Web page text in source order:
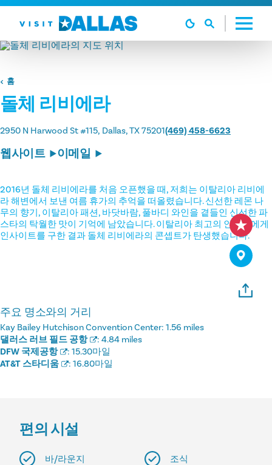
본문으로 건너뛰기
홈
돌체 리비에라
2950 N Harwood St #115 Dallas, TX 75201(469) 458-6623
웹사이트 이메일
2016년 돌체 리비에라를 처음 오픈했을 때, 저희는 이탈리아 리비에
라 해변에서 보낸 여름 휴가의 추억을 떠올렸습니다. 신선한 레몬 나
무의 향기, 이탈리아 패션, 바닷바람, 풀바디 와인을 곁들인 신선한 파
스타의 탁월한 맛이 기억에 남았습니다. 이탈리아 최고의 인재들에게
인사이트를 구한 결과 돌체 리비에라의 콘셉트가 탄생했습니다.
주요 명소와의 거리
Kay Bailey Hutchison Convention Center: 1.56 miles
댈러스 러브 필드 공항
: 4.84 miles
DFW 국제공항
: 15.30마일
AT&T 스타디움
: 16.80마일
편의 시설
바/라운지 조식